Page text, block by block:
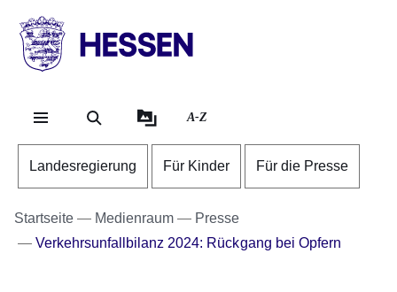
HESSEN
Landesregierung
A-Z
Landesregierung Für Kinder Für die Presse
Startseite Medienraum
Presse
Verkehrsunfallbilanz 2024: Rückgang bei Opfern